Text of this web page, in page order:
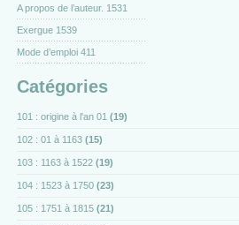
A propos de l’auteur. 1531
Exergue 1539
Mode d’emploi 411
Catégories
101 : origine à l'an 01 (19)
102 : 01 à 1163 (15)
103 : 1163 à 1522 (19)
104 : 1523 à 1750 (23)
105 : 1751 à 1815 (21)